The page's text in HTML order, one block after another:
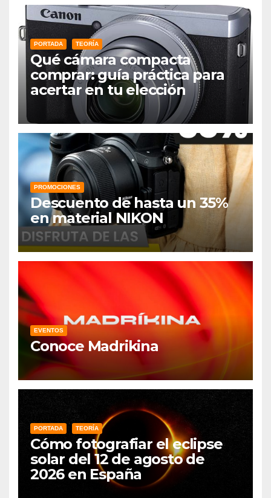
PORTADA TEORÍA
Qué cámara compacta
comprar: guía práctica para
acertar en tu elección
PROMOCIONES
Descuento de hasta un 35%
en material NIKON
EVENTOS
Conoce Madrikina
PORTADA TEORÍA
Cómo fotografiar el eclipse
solar del 12 de agosto de
2026 en España